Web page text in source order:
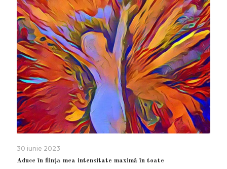
30 iunie 2023
Aduce în ființa mea intensitate maximă în toate